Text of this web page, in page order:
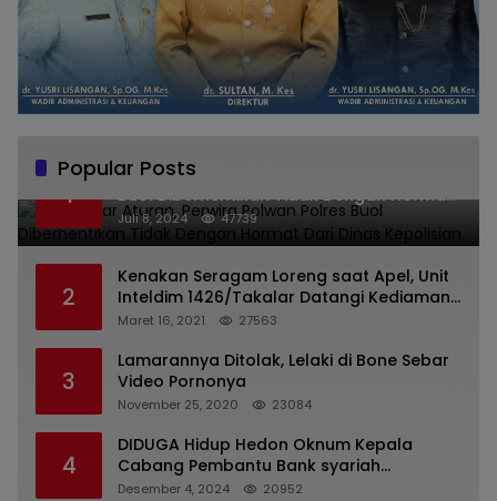
Popular Posts
1
Melanggar Aturan, Perwira Polwan Polres
Buol Diberhentikan Tidak Dengan Hormat
Dari Dinas Kepolisian
Juli 8, 2024 47739
2
Kenakan Seragam Loreng saat Apel, Unit
Inteldim 1426/Takalar Datangi Kediaman
Kasatpol PP
Maret 16, 2021 27563
3
Lamarannya Ditolak, Lelaki di Bone Sebar
Video Pornonya
November 25, 2020 23084
4
DIDUGA Hidup Hedon Oknum Kepala
Cabang Pembantu Bank syariah
Indonesia Unit Hasan Basri di Banjarmasin
Desember 4, 2024 20952